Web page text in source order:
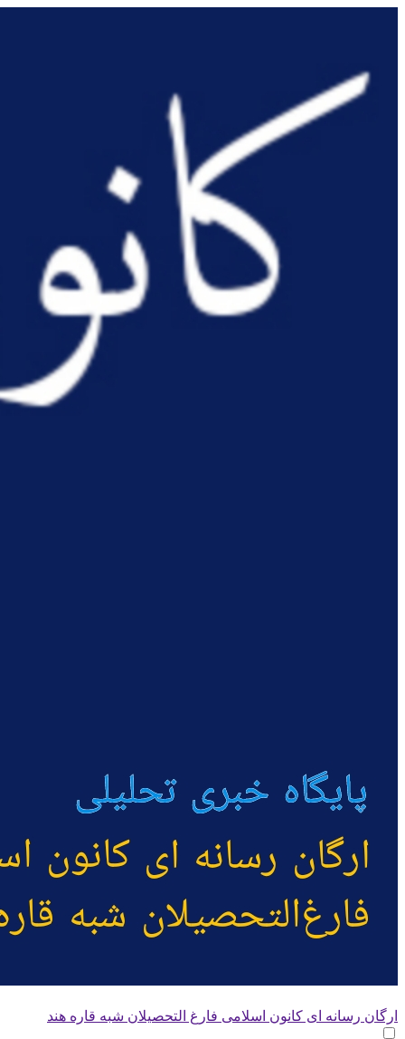
ارگان رسانه ای کانون اسلامی فارغ التحصیلان شبه قاره هند